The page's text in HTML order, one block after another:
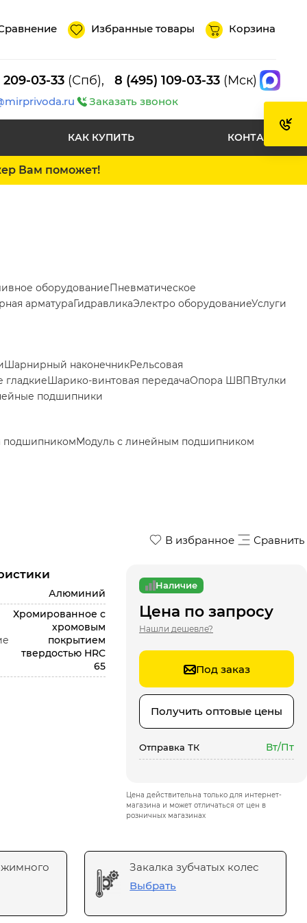
Избранные товары Корзина
209-03-33 (Спб), 8 (495) 109-03-33 (Мск)
Заказать звонок
КАК КУПИТЬ КОНТАКТЫ
Вам поможет!
оборудованиеПневматическое
арматураГидравликаЭлектро оборудованиеУслуги
Шарнирный наконечникРельсовая
гладкиеШарико-винтовая передачаОпора ШВПВтулки
подшипники
подшипникомМодуль с линейным подшипником
В избранное Сравнить
Алюминий
Хромированное с
хромовым
покрытием
твердостью HRC
65
Наличие
Цена по запросу
Нашли дешевле?
Под заказ
Получить оптовые цены
Отправка ТК Вт/Пт
Цена действительна только для интернет-
магазина и может отличаться от цен в
розничных магазинах
Закалка зубчатых колес
Выбрать